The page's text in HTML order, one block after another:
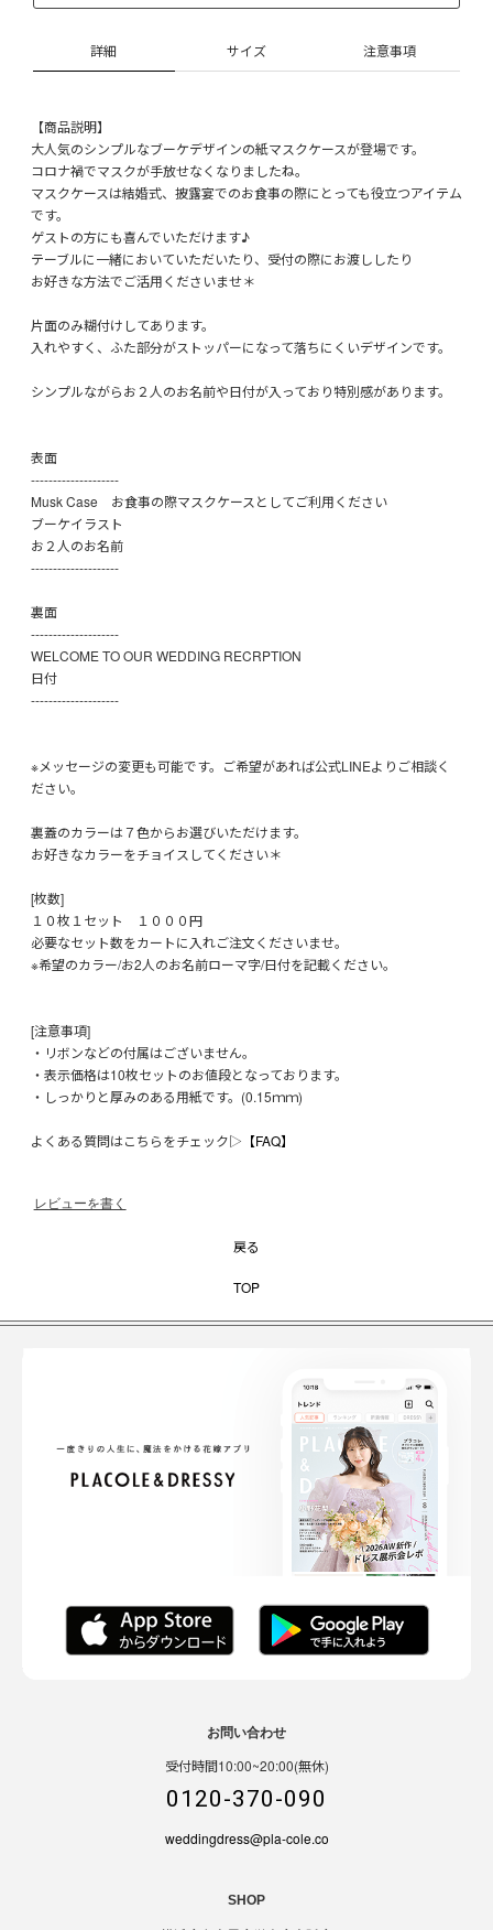
詳細 サイズ 注意事項
【商品説明】
大人気のシンプルなブーケデザインの紙マスクケースが登場です。
コロナ禍でマスクが手放せなくなりましたね。
マスクケースは結婚式、披露宴でのお食事の際にとっても役立つアイテム
です。
ゲストの方にも喜んでいただけます♪
テーブルに一緒においていただいたり、受付の際にお渡ししたり
お好きな方法でご活用くださいませ＊
片面のみ糊付けしてあります。
入れやすく、ふた部分がストッパーになって落ちにくいデザインです。
シンプルながらお２人のお名前や日付が入っており特別感があります。
表面
--------------------
Musk Case お食事の際マスクケースとしてご利用ください
ブーケイラスト
お２人のお名前
--------------------
裏面
--------------------
WELCOME TO OUR WEDDING RECRPTION
日付
--------------------
※メッセージの変更も可能です。ご希望があれば公式LINEよりご相談く
ださい。
裏蓋のカラーは７色からお選びいただけます。
お好きなカラーをチョイスしてください＊
[枚数]
１０枚１セット １０００円
必要なセット数をカートに入れご注文くださいませ。
※希望のカラー/お2人のお名前ローマ字/日付を記載ください。
[注意事項]
・リボンなどの付属はございません。
・表示価格は10枚セットのお値段となっております。
・しっかりと厚みのある用紙です。(0.15ｍｍ)
よくある質問はこちらをチェック▷ 【FAQ】
レビューを書く
戻る
TOP
お問い合わせ
受付時間10:00~20:00(無休)
0120-370-090
weddingdress@pla-cole.co
SHOP